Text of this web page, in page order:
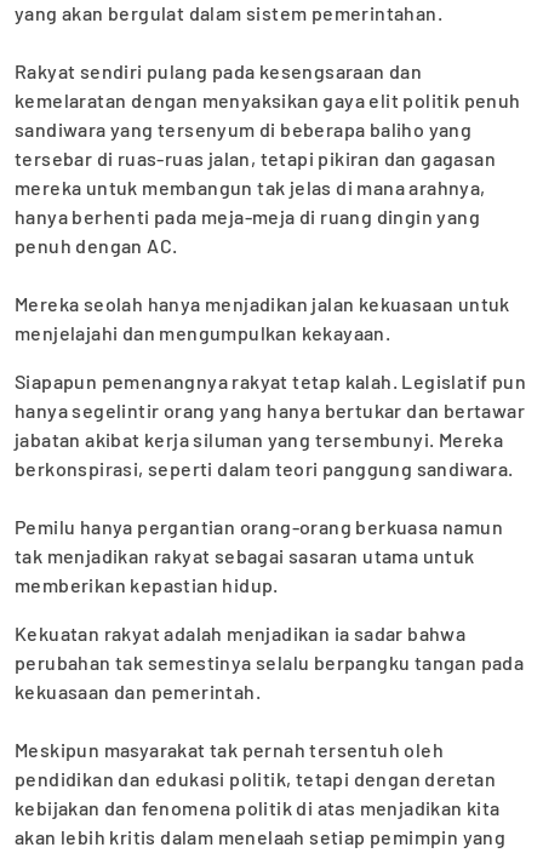
yang akan bergulat dalam sistem pemerintahan.
‎Rakyat sendiri pulang pada kesengsaraan dan
kemelaratan dengan menyaksikan gaya elit politik penuh
sandiwara yang tersenyum di beberapa baliho yang
tersebar di ruas-ruas jalan, tetapi pikiran dan gagasan
mereka untuk membangun tak jelas di mana arahnya,
hanya berhenti pada meja-meja di ruang dingin yang
penuh dengan AC.
‎Mereka seolah hanya menjadikan jalan kekuasaan untuk
menjelajahi dan mengumpulkan kekayaan.
Siapapun pemenangnya rakyat tetap kalah. Legislatif pun
hanya segelintir orang yang hanya bertukar dan bertawar
jabatan akibat kerja siluman yang tersembunyi. Mereka
berkonspirasi, seperti dalam teori panggung sandiwara.
‎Pemilu hanya pergantian orang-orang berkuasa namun
tak menjadikan rakyat sebagai sasaran utama untuk
memberikan kepastian hidup.
Kekuatan rakyat adalah menjadikan ia sadar bahwa
perubahan tak semestinya selalu berpangku tangan pada
kekuasaan dan pemerintah.
‎Meskipun masyarakat tak pernah ‎tersentuh oleh
pendidikan dan edukasi politik, tetapi dengan deretan
kebijakan dan fenomena politik di atas menjadikan ‎kita
akan lebih kritis dalam menelaah setiap pemimpin yang